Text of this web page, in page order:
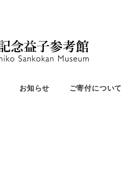
お知らせ ご寄付について